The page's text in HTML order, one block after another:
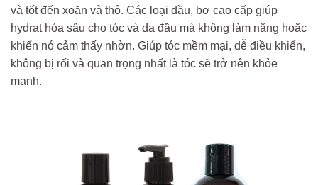
và tốt đến xoăn và thô. Các loại dầu, bơ cao cấp giúp
hydrat hóa sâu cho tóc và da đầu mà không làm nặng hoặc
khiến nó cảm thấy nhờn. Giúp tóc mềm mại, dễ điều khiển,
không bị rối và quan trọng nhất là tóc sẽ trở nên khỏe
mạnh.